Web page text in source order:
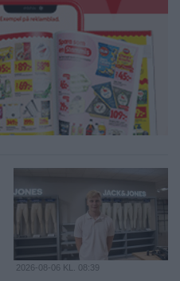
2026-08-06 KL. 08:39